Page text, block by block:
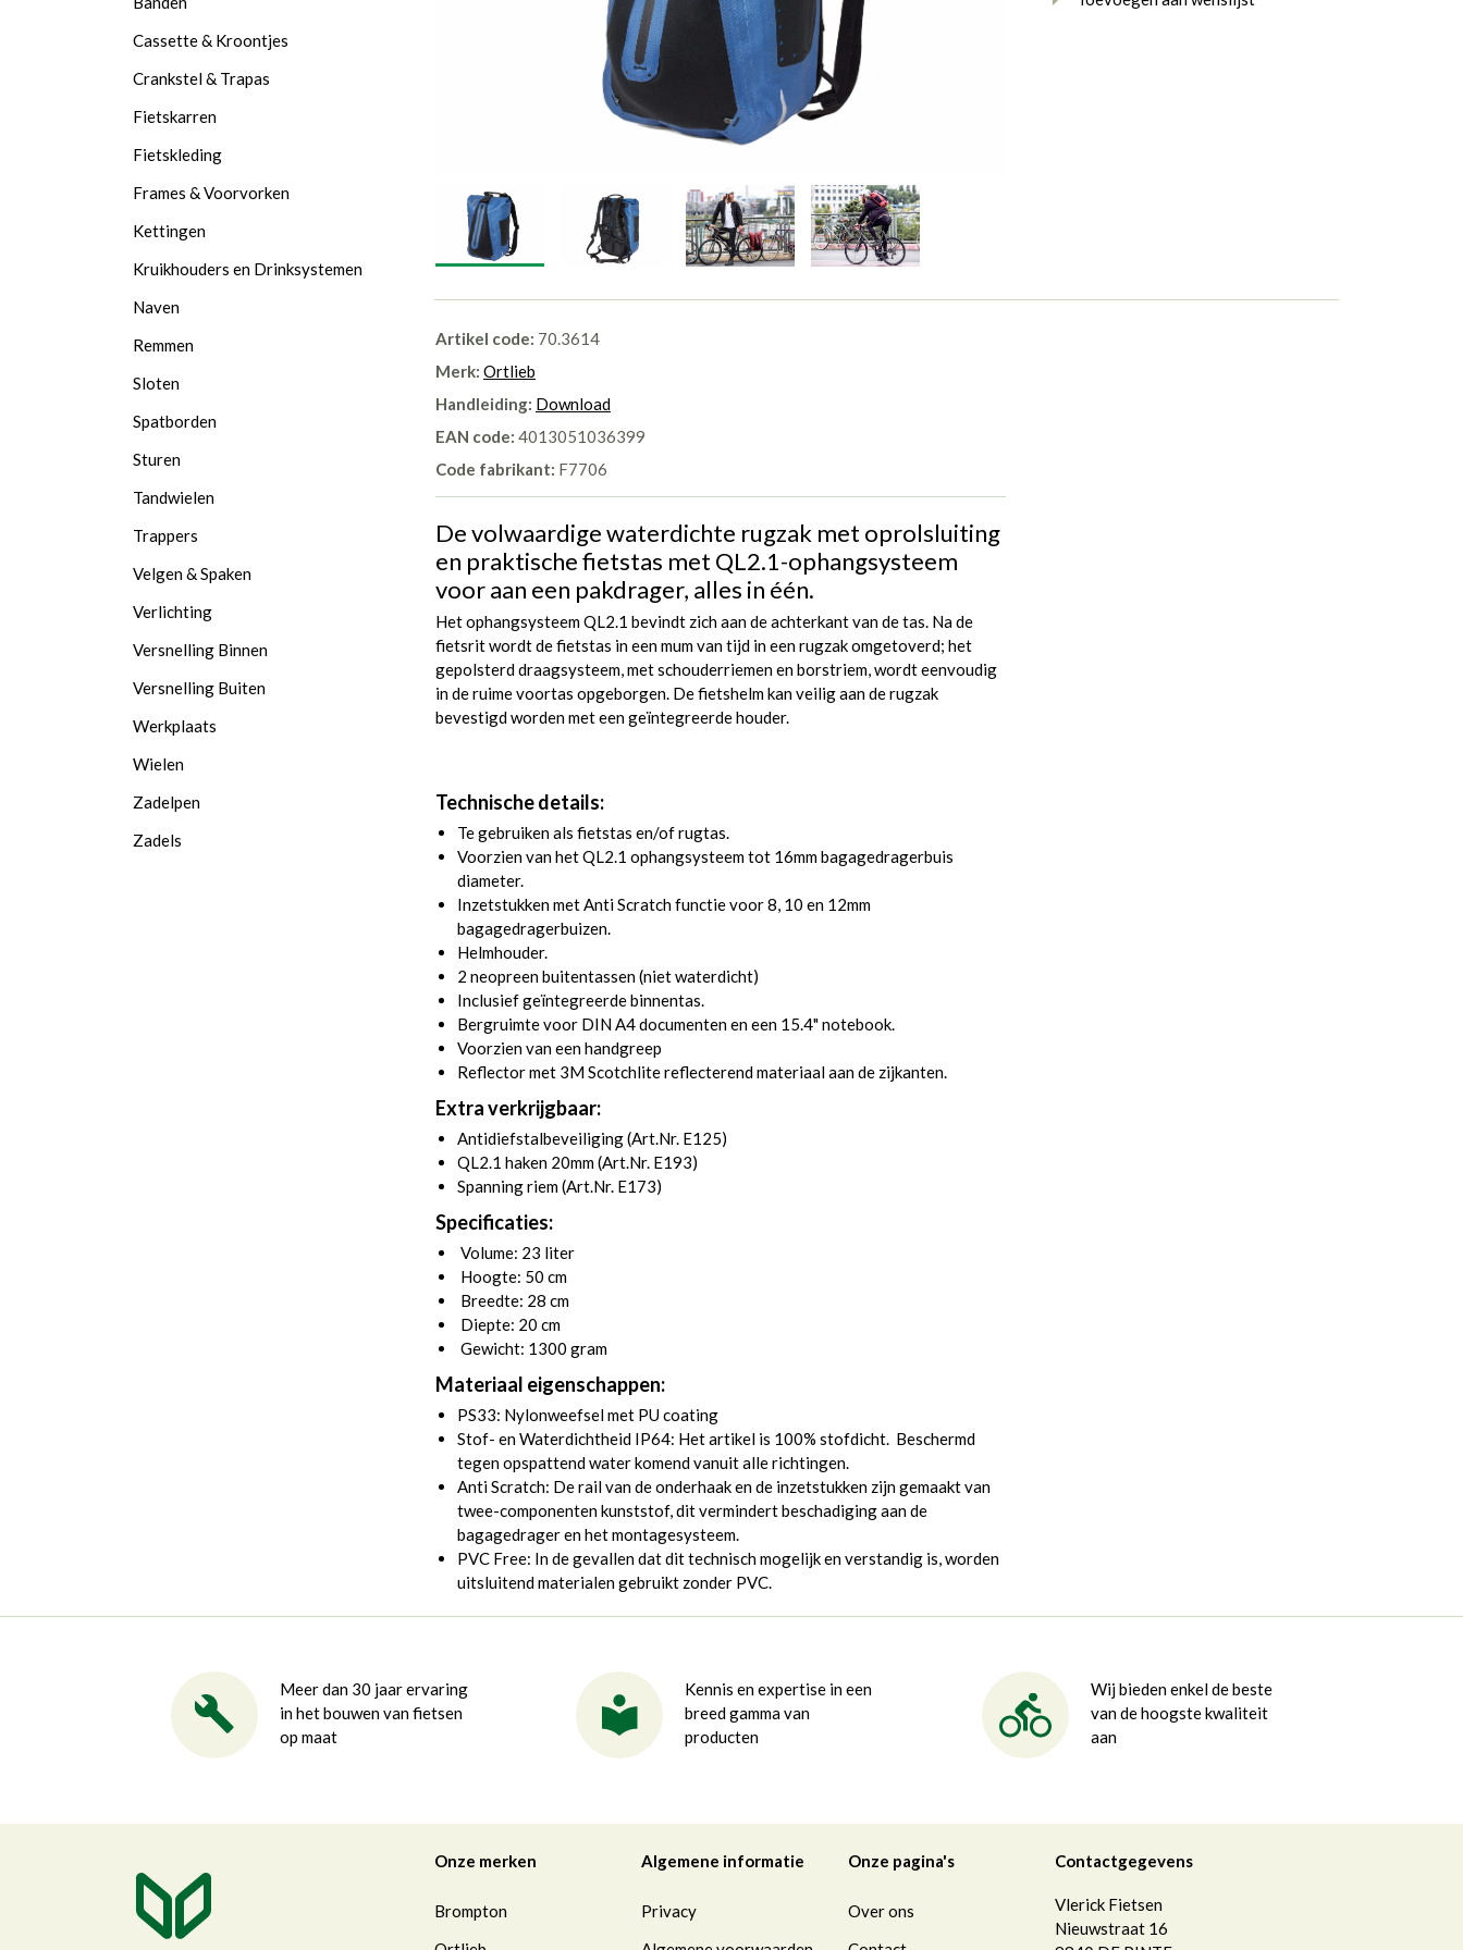
Artikel code: 70.3614
Merk: Ortlieb
Handleiding: Download
EAN code: 4013051036399
Code fabrikant: F7706
De volwaardige waterdichte rugzak met oprolsluiting
en praktische fietstas met QL2.1-ophangsysteem
voor aan een pakdrager, alles in één.
Het ophangsysteem QL2.1 bevindt zich aan de achterkant van de tas. Na de
fietsrit wordt de fietstas in een mum van tijd in een rugzak omgetoverd; het
gepolsterd draagsysteem, met schouderriemen en borstriem, wordt eenvoudig
in de ruime voortas opgeborgen. De fietshelm kan veilig aan de rugzak
bevestigd worden met een geïntegreerde houder.
Technische details:
Te gebruiken als fietstas en/of rugtas.
Voorzien van het QL2.1 ophangsysteem tot 16mm bagagedragerbuis
diameter.
Inzetstukken met Anti Scratch functie voor 8, 10 en 12mm
bagagedragerbuizen.
Helmhouder.
2 neopreen buitentassen (niet waterdicht)
Inclusief geïntegreerde binnentas.
Bergruimte voor DIN A4 documenten en een 15.4" notebook.
Voorzien van een handgreep
Reflector met 3M Scotchlite reflecterend materiaal aan de zijkanten.
Extra verkrijgbaar:
Antidiefstalbeveiliging (Art.Nr. E125)
QL2.1 haken 20mm (Art.Nr. E193)
Spanning riem (Art.Nr. E173)
Specificaties:
Volume: 23 liter
Hoogte: 50 cm
Breedte: 28 cm
Diepte: 20 cm
Gewicht: 1300 gram
Materiaal eigenschappen:
PS33: Nylonweefsel met PU coating
Stof- en Waterdichtheid IP64: Het artikel is 100% stofdicht. Beschermd
tegen opspattend water komend vanuit alle richtingen.
Anti Scratch: De rail van de onderhaak en de inzetstukken zijn gemaakt van
twee-componenten kunststof, dit vermindert beschadiging aan de
bagagedrager en het montagesysteem.
PVC Free: In de gevallen dat dit technisch mogelijk en verstandig is, worden
uitsluitend materialen gebruikt zonder PVC.
Cassette & Kroontjes
Crankstel & Trapas
Fietskarren
Fietskleding
Frames & Voorvorken
Kettingen
Kruikhouders en Drinksystemen
Naven
Remmen
Sloten
Spatborden
Sturen
Tandwielen
Trappers
Velgen & Spaken
Verlichting
Versnelling Binnen
Versnelling Buiten
Werkplaats
Wielen
Zadelpen
Zadels
Meer dan 30 jaar ervaring
in het bouwen van fietsen
op maat
Kennis en expertise in een
breed gamma van
producten
Wij bieden enkel de beste
van de hoogste kwaliteit
aan
Onze merken
Brompton
Algemene informatie
Privacy
Onze pagina's
Over ons
Contactgegevens
Vlerick Fietsen
Nieuwstraat 16